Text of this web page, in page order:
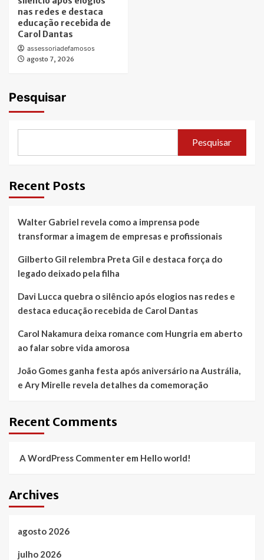
nas redes e destaca
educação recebida de
Carol Dantas
assessoriadefamosos
agosto 7, 2026
Pesquisar
Pesquisar
Recent Posts
Walter Gabriel revela como a imprensa pode
transformar a imagem de empresas e profissionais
Gilberto Gil relembra Preta Gil e destaca força do
legado deixado pela filha
Davi Lucca quebra o silêncio após elogios nas redes e
destaca educação recebida de Carol Dantas
Carol Nakamura deixa romance com Hungria em aberto
ao falar sobre vida amorosa
João Gomes ganha festa após aniversário na Austrália,
e Ary Mirelle revela detalhes da comemoração
Recent Comments
A WordPress Commenter em Hello world!
Archives
agosto 2026
julho 2026